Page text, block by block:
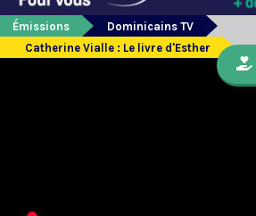
Émissions
Dominicains TV
Catherine Vialle : Le livre d'Esther